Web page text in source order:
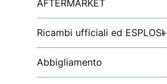
AFTERMARKET
Ricambi ufficiali ed ESPLOSI+
Abbigliamento